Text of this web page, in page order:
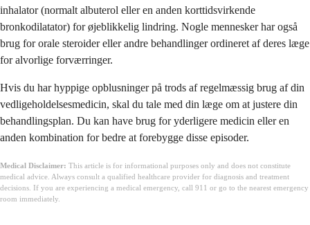
inhalator (normalt albuterol eller en anden korttidsvirkende
bronkodilatator) for øjeblikkelig lindring. Nogle mennesker har også
brug for orale steroider eller andre behandlinger ordineret af deres læge
for alvorlige forværringer.
Hvis du har hyppige opblusninger på trods af regelmæssig brug af din
vedligeholdelsesmedicin, skal du tale med din læge om at justere din
behandlingsplan. Du kan have brug for yderligere medicin eller en
anden kombination for bedre at forebygge disse episoder.
Medical Disclaimer: This article is for informational purposes only and does not constitute
medical advice. Always consult a qualified healthcare provider for diagnosis and treatment
decisions. If you are experiencing a medical emergency, call 911 or go to the nearest emergency
room immediately.